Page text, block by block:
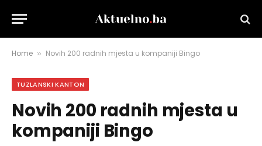
Home » Novih 200 radnih mjesta u kompaniji Bingo
TUZLANSKI KANTON
Novih 200 radnih mjesta u
kompaniji Bingo